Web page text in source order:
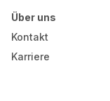
Über uns
Kontakt
Karriere